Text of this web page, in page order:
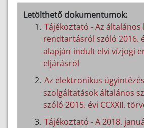
Letölthető dokumentumok:
Tájékoztató - Az általános
rendtartásról szóló 2016.
alapján indult elvi vízjogi
eljárásról
Az elektronikus
szolgáltatások általános
szóló 2015. évi CCXXII.
Tájékoztató - A 2018.